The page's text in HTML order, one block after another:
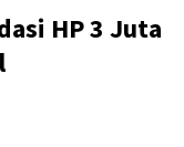
HP 3 Juta